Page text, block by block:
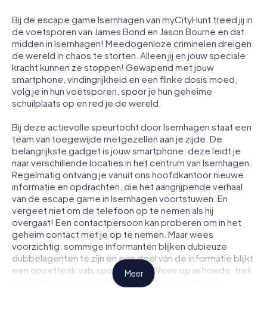
Bij de escape game Isernhagen van myCityHunt treed jij in
de voetsporen van James Bond en Jason Bourne en dat
midden in Isernhagen! Meedogenloze criminelen dreigen
de wereld in chaos te storten. Alleen jij en jouw speciale
kracht kunnen ze stoppen! Gewapend met jouw
smartphone, vindingrijkheid en een flinke dosis moed,
volg je in hun voetsporen, spoor je hun geheime
schuilplaats op en red je de wereld.
Bij deze actievolle speurtocht door Isernhagen staat een
team van toegewijde metgezellen aan je zijde. De
belangrijkste gadget is jouw smartphone: deze leidt je
naar verschillende locaties in het centrum van Isernhagen.
Regelmatig ontvang je vanuit ons hoofdkantoor nieuwe
informatie en opdrachten, die het aangrijpende verhaal
van de escape game in Isernhagen voortstuwen. En
vergeet niet om de telefoon op te nemen als hij
overgaat! Een contactpersoon kan proberen om in het
geheim contact met je op te nemen. Maar wees
voorzichtig: sommige informanten blijken dubieuze
dubbelagenten te zijn en een deel van de informatie blijkt
een opzettelijk vals spoor te zijn. Wees op je hoede, trek
de juiste conclusies en vooral: vertrouw niemand!
Meer